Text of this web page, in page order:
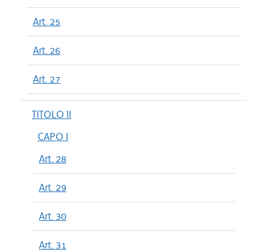
Art. 25
Art. 26
Art. 27
TITOLO II
CAPO I
Art. 28
Art. 29
Art. 30
Art. 31